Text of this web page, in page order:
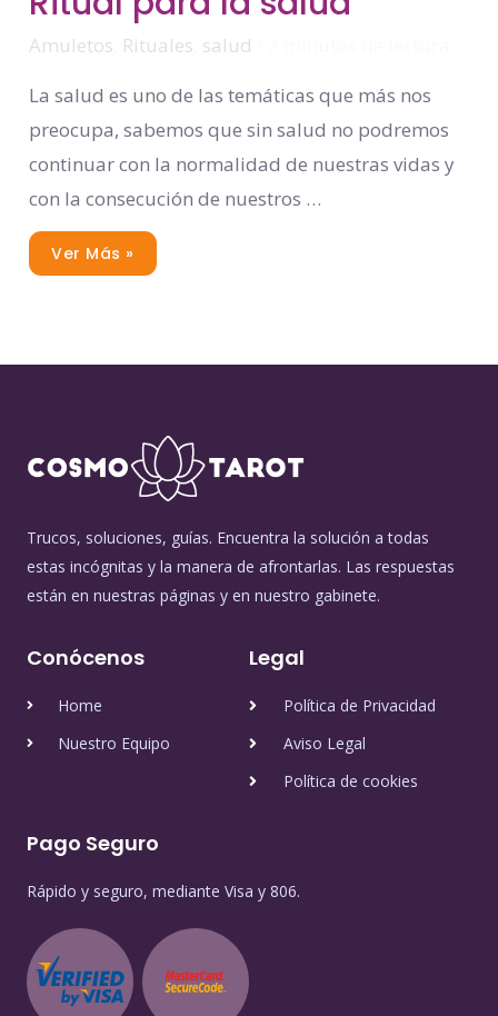
Amuletos Rituales salud
La salud es uno de las temáticas que más nos
preocupa, sabemos que sin salud no podremos
continuar con la normalidad de nuestras vidas y
con la consecución de nuestros …
Para
La
Salud
Ver Más »
Trucos, soluciones, guías. Encuentra la solución a todas
estas incógnitas y la manera de afrontarlas. Las respuestas
están en nuestras páginas y en nuestro gabinete.
Conócenos
Home
Nuestro Equipo
Legal
Política de Privacidad
Aviso Legal
Política de cookies
Pago Seguro
Rápido y seguro, mediante Visa y 806.